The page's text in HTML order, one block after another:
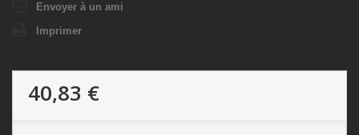
Envoyer à un ami
Imprimer
40,83 €